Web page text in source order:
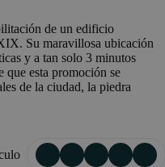
de un edificio
Su maravillosa ubicación
y a tan solo 3 minutos
que esta promoción se
de la ciudad, la piedra